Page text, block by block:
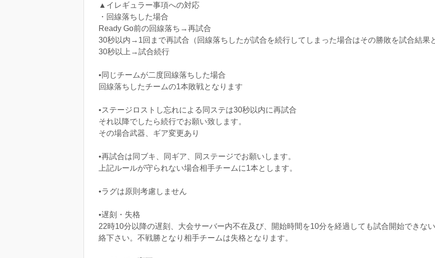
▲イレギュラー事項への対応
・回線落ちした場合
Ready Go前の回線落ち→再試合
30秒以内→1回まで再試合（回線落ちしたが試合を続行してしまった場合はその勝敗を試合結果
30秒以上→試合続行
•同じチームが二度回線落ちした場合
回線落ちしたチームの1本敗戦となります
•ステージロストし忘れによる同ステは30秒以内に再試合
それ以降でしたら続行でお願い致します。
その場合武器、ギア変更あり
•再試合は同ブキ、同ギア、同ステージでお願いします。
上記ルールが守られない場合相手チームに1本とします。
•ラグは原則考慮しません
•遅刻・失格
22時10分以降の遅刻、大会サーバー内不在及び、開始時間を10分を経過しても試合開始でき
絡下さい。不戦勝となり相手チームは失格となります。